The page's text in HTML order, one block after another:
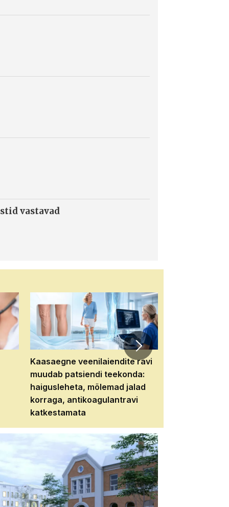
vastavad
Kaasaegne veenilaiendite ravi
muudab patsiendi teekonda:
haigusleheta, mõlemad jalad
korraga, antikoagulantravi
katkestamata